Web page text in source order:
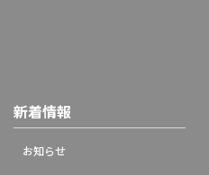
新着情報
お知らせ